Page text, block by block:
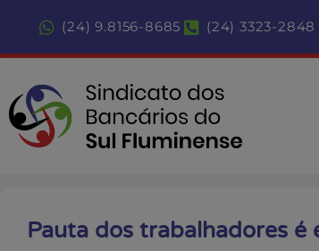
(24) 9.8156-8685 (24) 3323-2848
Pauta dos trabalhadores é